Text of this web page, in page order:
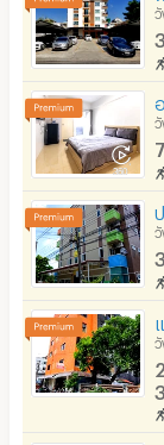
วั
วั
วั
วั